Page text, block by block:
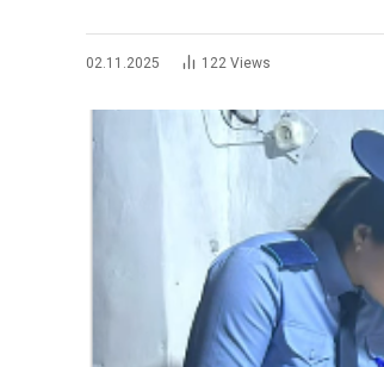
02.11.2025 122 Views